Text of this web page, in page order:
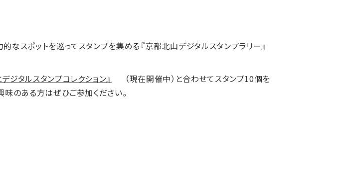
スポットを巡ってスタンプを集める『京都北山デジタルスタンプラリー』
ジタルスタンプコレクション』
（現在開催中）と合わせてスタンプ10個を
のある方はぜひご参加ください。